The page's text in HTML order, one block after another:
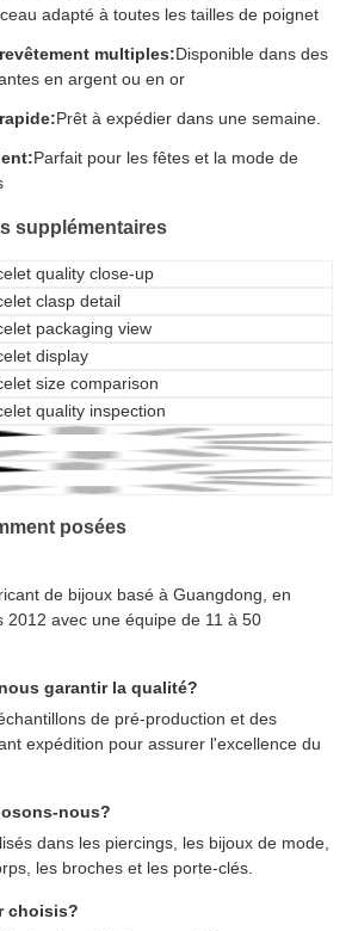
adapté à toutes les tailles de poignet
multiples:Disponible dans des
en argent ou en or
Prêt à expédier dans une semaine.
Parfait pour les fêtes et la mode de
supplémentaires
posées
de bijoux basé à Guangdong, en
2012 avec une équipe de 11 à 50
garantir la qualité?
de pré-production et des
expédition pour assurer l'excellence du
nous?
dans les piercings, les bijoux de mode,
les broches et les porte-clés.
choisis?